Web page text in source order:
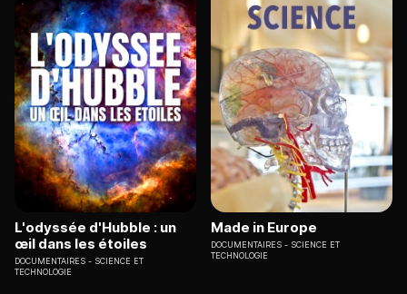
L'odyssée d'Hubble : un
œil dans les étoiles
DOCUMENTAIRES
SCIENCE ET
TECHNOLOGIE
Made in Europe
DOCUMENTAIRES
SCIENCE ET
TECHNOLOGIE